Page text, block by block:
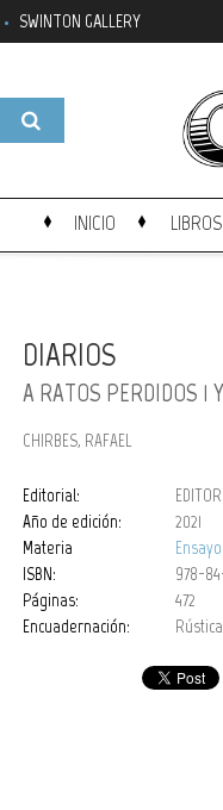
SWINTON GALLERY
INICIO LIBROS
DIARIOS
A RATOS PERDIDOS 1
CHIRBES, RAFAEL
Editorial:
Año de edición:
2021
Materia
ISBN:
978-
Páginas:
472
Encuadernación:
Rústica